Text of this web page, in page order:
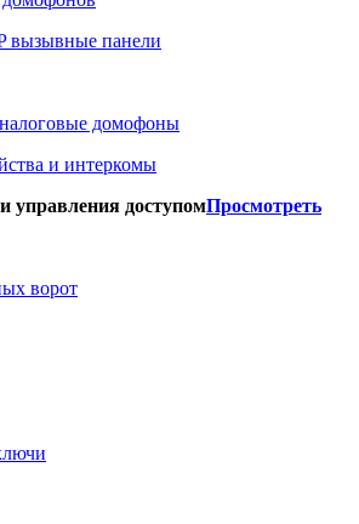
вызывные панели
домофоны
и интеркомы
управления доступомПросмотреть
ворот